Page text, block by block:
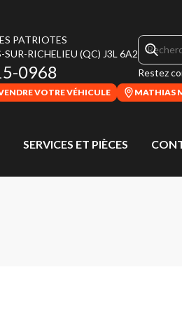
PATRIOTES
RICHELIEU (QC) J3L 6A2
0968 Restez
VOTRE VÉHICULE MATHIAS
SERVICES ET PIÈCES